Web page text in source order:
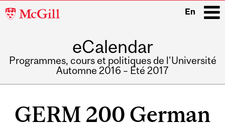
McGill
En
eCalendar
Programmes, cours et politiques de l'Université
Automne 2016 – Été 2017
GERM 200 German